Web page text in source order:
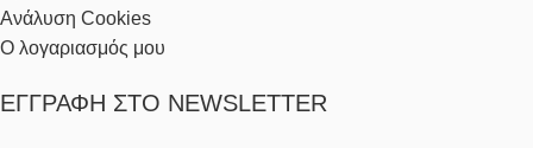
Ανάλυση Cookies
Ο λογαριασμός μου
ΕΓΓΡΑΦΉ ΣΤΟ NEWSLETTER